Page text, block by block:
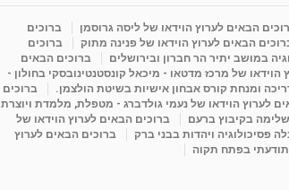
הבאים לערוץ הוידאו של ליסה גרוסמן
ברוכים
הבאים לערוץ הוידאו של פנינה מתוק
ברוכים
במושב יתיר הר חברון ובירושלים
ברוכים הבאים
הוידאו של מרכז מדטאו - מיכאל קונסטנטינובסקי בחולון -
ומנחת קורס אבחון אישיות בשיטת הולצמן.
ברוכים
לערוץ הוידאו של נעמי גולדברג - מטפלת, מלמדת ויוצרת
בקיבוץ ברעם
ברוכים הבאים לערוץ הוידאו של
פסיכולוגיה ויהדות בבני ברק
ברוכים הבאים לערוץ
בפתח תקוה